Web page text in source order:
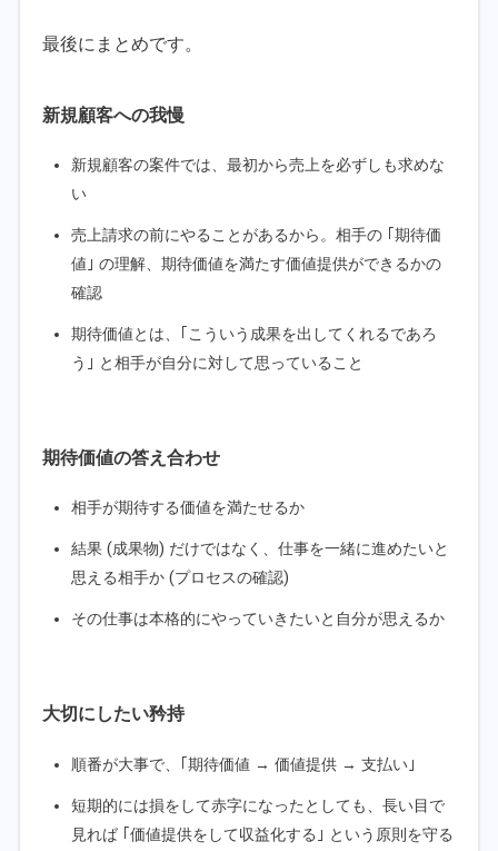
最後にまとめです。
新規顧客への我慢
新規顧客の案件では、最初から売上を必ずしも求めな
い
売上請求の前にやることがあるから。相手の ｢期待価
値｣ の理解、期待価値を満たす価値提供ができるかの
確認
期待価値とは、｢こういう成果を出してくれるであろ
う｣ と相手が自分に対して思っていること
期待価値の答え合わせ
相手が期待する価値を満たせるか
結果 (成果物) だけではなく、仕事を一緒に進めたいと
思える相手か (プロセスの確認)
その仕事は本格的にやっていきたいと自分が思えるか
大切にしたい矜持
順番が大事で、｢期待価値 → 価値提供 → 支払い｣
短期的には損をして赤字になったとしても、長い目で
見れば ｢価値提供をして収益化する｣ という原則を守る